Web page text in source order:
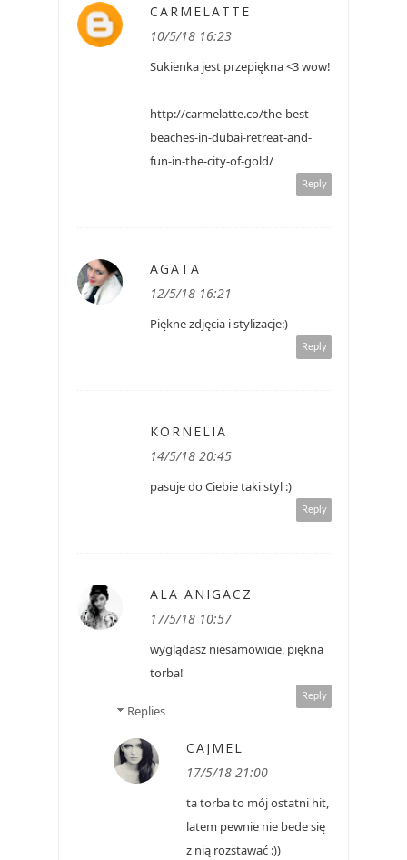
CARMELATTE
10/5/18 16:23
Sukienka jest przepiękna <3 wow!
http://carmelatte.co/the-best-
beaches-in-dubai-retreat-and-
fun-in-the-city-of-gold/
Reply
AGATA
12/5/18 16:21
Piękne zdjęcia i stylizacje:)
Reply
KORNELIA
14/5/18 20:45
pasuje do Ciebie taki styl :)
Reply
ALA ANIGACZ
17/5/18 10:57
wyglądasz niesamowicie, piękna
torba!
Reply
Replies
CAJMEL
17/5/18 21:00
ta torba to mój ostatni hit,
latem pewnie nie bede się
z nią rozstawać :))